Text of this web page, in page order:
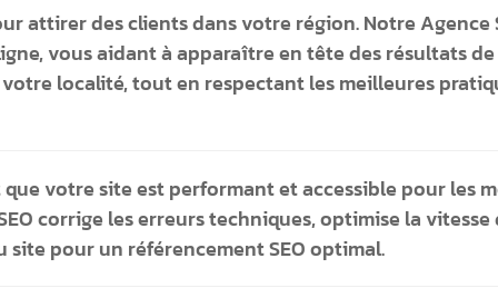
attirer des clients dans votre région. Notre Agence
vous aidant à apparaître en tête des résultats
localité, tout en respectant les meilleures
que votre site est performant et accessible pour les
corrige les erreurs techniques, optimise la
pour un référencement SEO optimal.